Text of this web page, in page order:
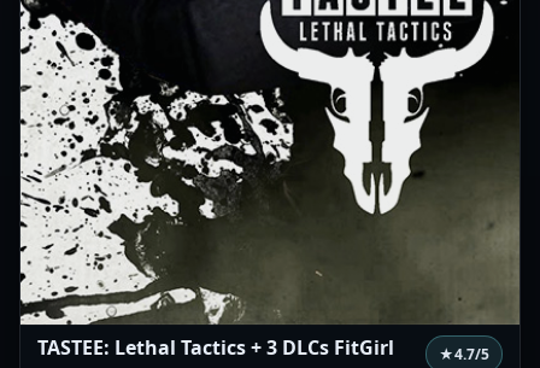
TASTEE: Lethal Tactics + 3 DLCs FitGirl ★4.7/5